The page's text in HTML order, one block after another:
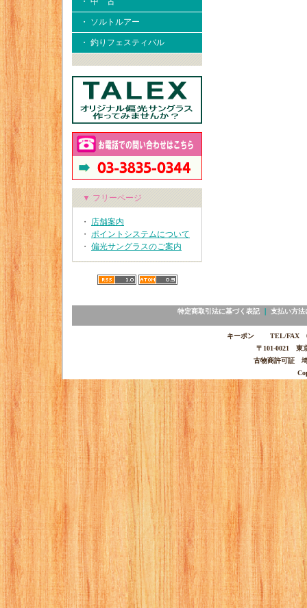
・ ソルトルアー
・ 釣りフェスティバル
▼ フリーページ
・ 店舗案内
・ ポイントシステムについて
・ 偏光サングラスのご案内
特定商取引法に基づく表記｜ 支払い方法
キーポン TEL/FAX
〒101-0021 東
古物商許可証